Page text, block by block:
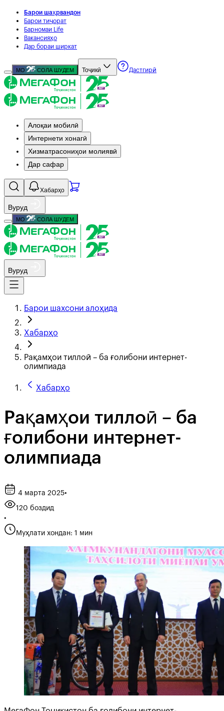
Барои шаҳрвандон
Барои тиҷорат
Барномаи Life
Вакансияҳо
Дар бораи ширкат
МО СОЛА ШУДЕМ Тоҷикӣ Дастгирӣ
Алоқаи мобилӣ
Интернети хонагӣ
Хизматрасониҳои молиявӣ
Дар сафар
Хабарҳо
Вуруд
МО СОЛА ШУДЕМ
Вуруд
Барои шахсони алоҳида
Хабарҳо
Рақамҳои тиллоӣ – ба ғолибони интернет-
олимпиада
Хабарҳо
Рақамҳои тиллоӣ – ба
ғолибони интернет-
олимпиада
4 марта 2025•
120 боздид
•
Муҳлати хондан: 1 мин